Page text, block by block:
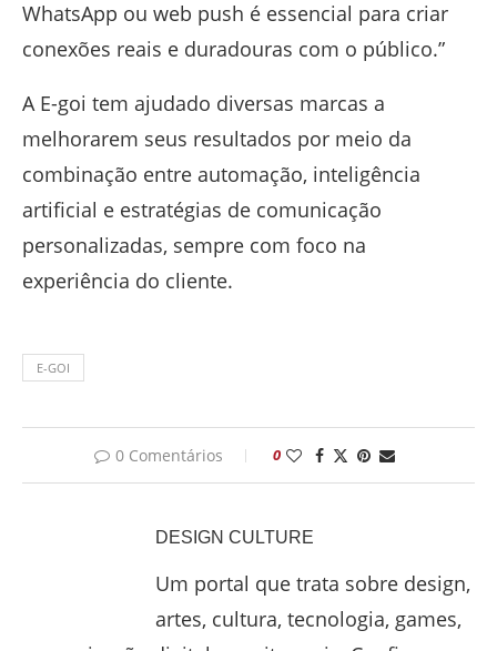
WhatsApp ou web push é essencial para criar
conexões reais e duradouras com o público.”
A E-goi tem ajudado diversas marcas a
melhorarem seus resultados por meio da
combinação entre automação, inteligência
artificial e estratégias de comunicação
personalizadas, sempre com foco na
experiência do cliente.
E-GOI
0 Comentários 0
DESIGN CULTURE
Um portal que trata sobre design,
artes, cultura, tecnologia, games,